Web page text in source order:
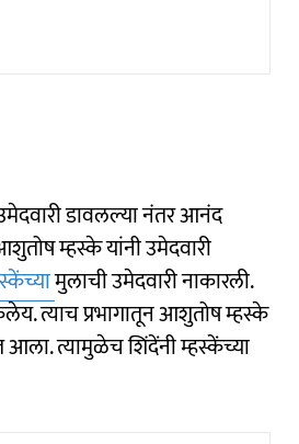
डावलल्या नंतर आनंद
म्हस्के यांनी उमेदवारी
मुलाची उमेदवारी नाकारली.
त्याच प्रभागातून आशुतोष म्हस्के
आला. त्यामुळेच शिंदेंनी म्हस्केंच्या